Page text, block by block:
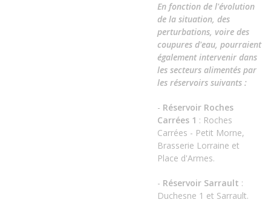
En fonction de l'évolution
de la situation, des
perturbations, voire des
coupures d'eau, pourraient
également intervenir dans
les secteurs alimentés par
les réservoirs suivants :
- Réservoir Roches
Carrées 1 : Roches
Carrées - Petit Morne,
Brasserie Lorraine et
Place d'Armes.
- Réservoir Sarrault :
Duchesne 1 et Sarrault.